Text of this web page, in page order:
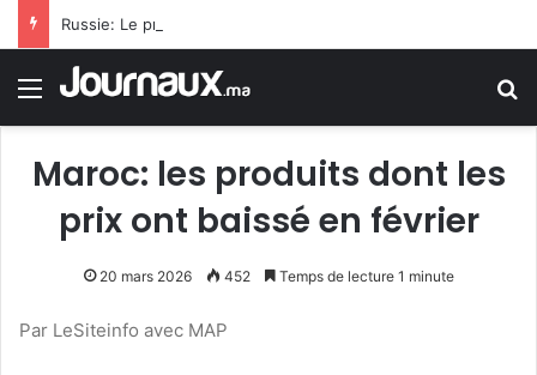
Menu
Maroc: les produits dont les
prix ont baissé en février
20 mars 2026 452 Temps de lecture 1 minute
Par LeSiteinfo avec MAP